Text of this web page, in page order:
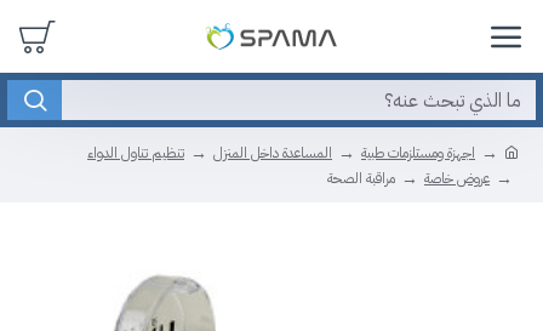
اجهزة ومستلزمات طبية المساعدة داخل المنزل
تنظيم تناول الدواء
عروض خاصة
مراقبة الصحة